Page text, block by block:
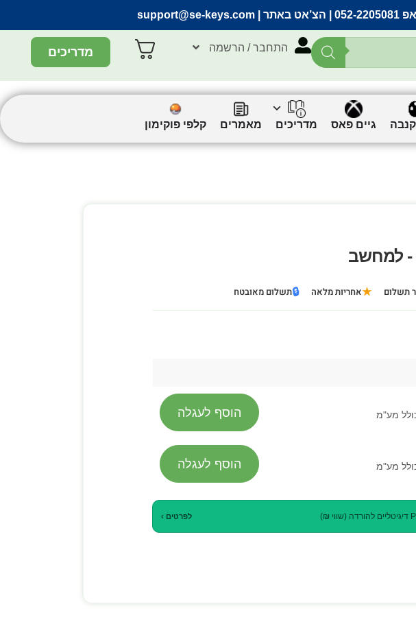
| הצ’אט באתר | support@se-keys.com
התחבר / הרשמה מדריכים
גיים פאס מדריכים מאמרים קלפי פוקימון
תשלום ★אחריות מלאה 🔒תשלום מאובטח
מע"מ הוסף לעגלה
מע"מ הוסף לעגלה
לפרטים ›